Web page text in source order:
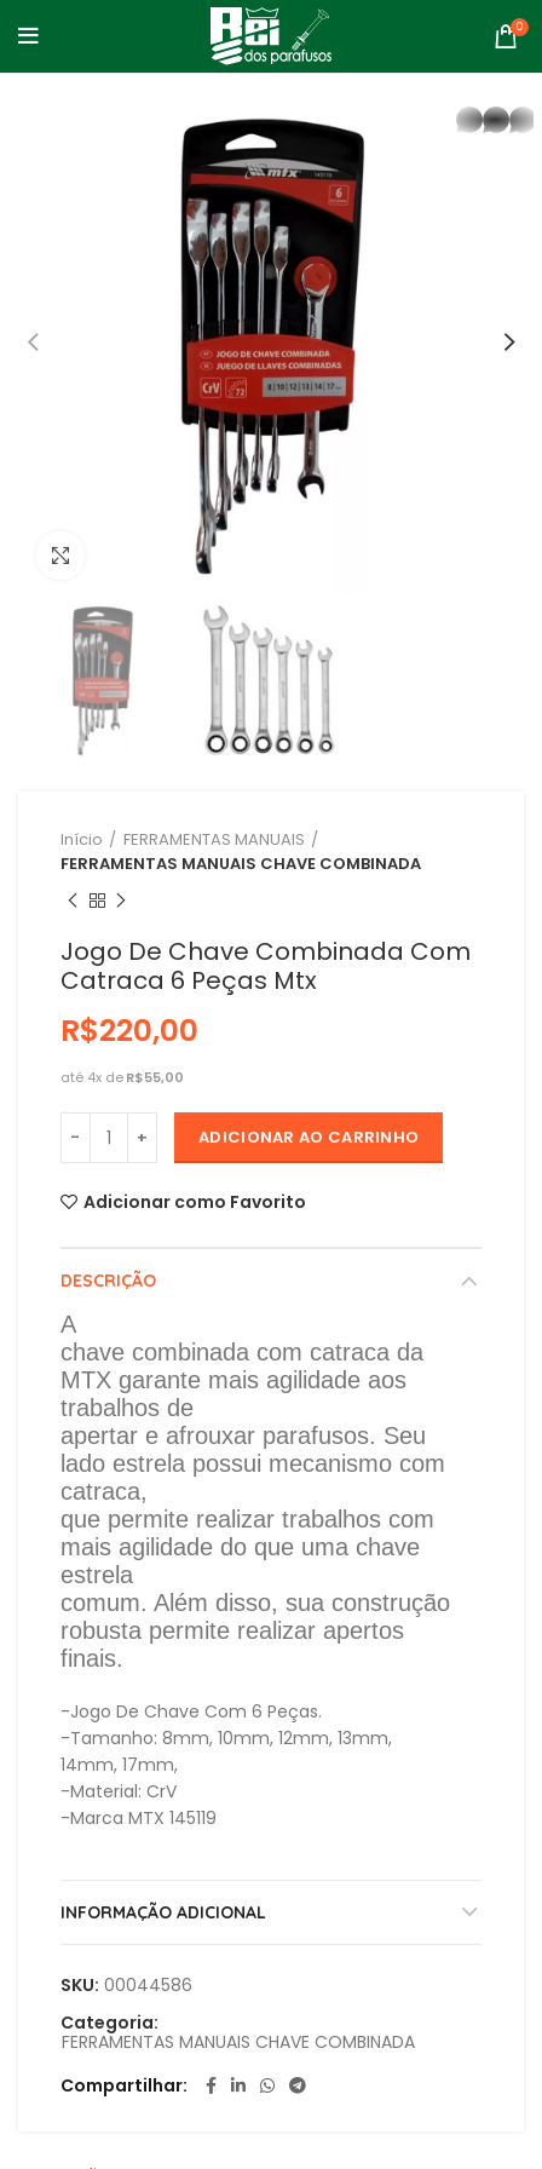
0
Clique para ampliar
Início
FERRAMENTAS MANUAIS
FERRAMENTAS MANUAIS CHAVE COMBINADA
Jogo De Chave Combinada Com
Catraca 6 Peças Mtx
R$
R$
ADICIONAR AO CARRINHO
Adicionar como Favorito
DESCRIÇÃO
A
chave combinada com catraca da
MTX garante mais agilidade aos
trabalhos de
apertar e afrouxar parafusos. Seu
lado estrela possui mecanismo com
catraca,
que permite realizar trabalhos com
mais agilidade do que uma chave
estrela
comum. Além disso, sua construção
robusta permite realizar apertos
finais.
-Jogo De Chave Com 6 Peças.
-Tamanho: 8mm, 10mm, 12mm, 13mm,
14mm, 17mm,
-Material: CrV
-Marca MTX 145119
INFORMAÇÃO ADICIONAL
SKU: 00044586
Categoria:
FERRAMENTAS MANUAIS CHAVE COMBINADA
Compartilhar
whatsapp